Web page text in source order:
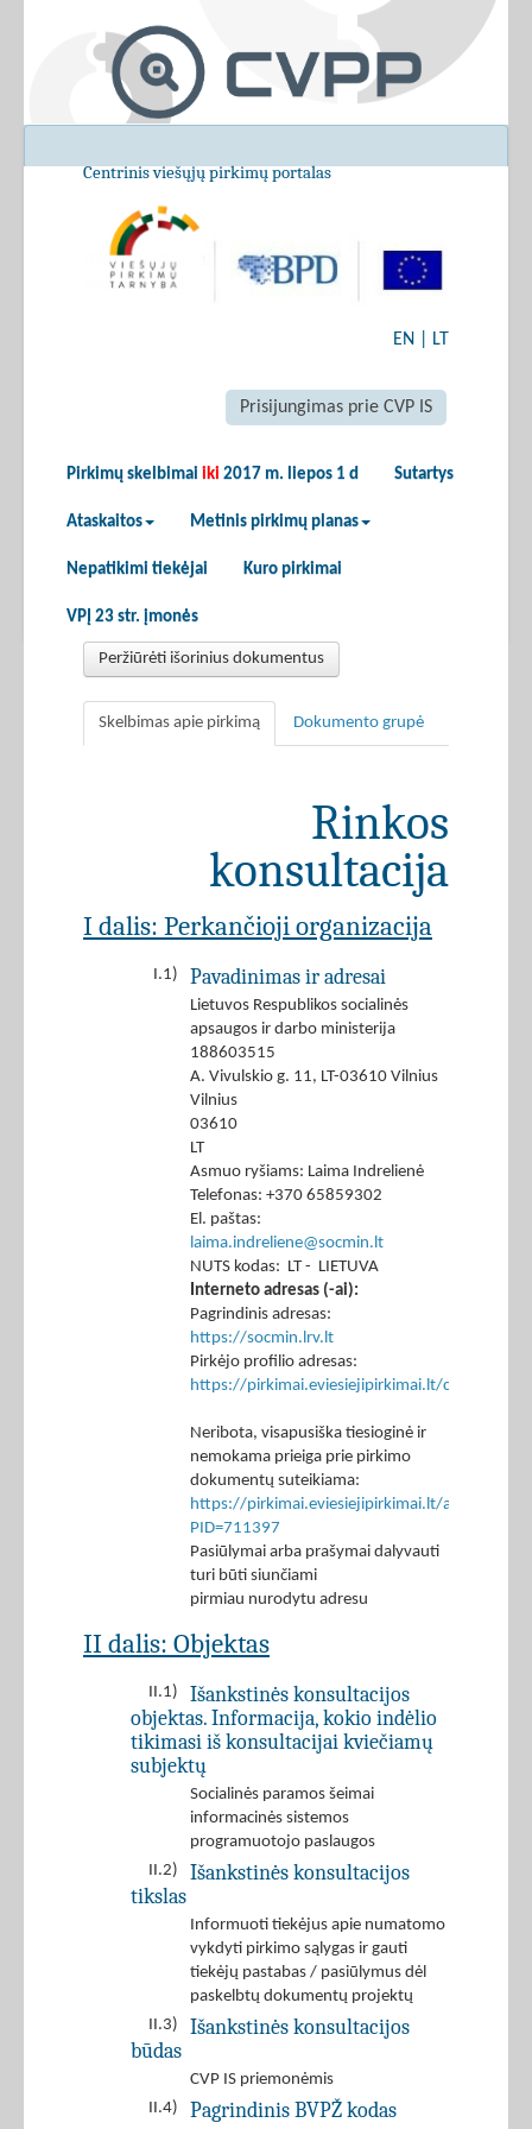
Centrinis viešųjų pirkimų portalas
EN LT
Prisijungimas prie CVP IS
Pirkimų skelbimai iki 2017 m. liepos 1 d Sutartys
Ataskaitos Metinis pirkimų planas
Nepatikimi tiekėjai Kuro pirkimai
VPĮ 23 str. įmonės
Peržiūrėti išorinius dokumentus
Skelbimas apie pirkimą Dokumento grupė
Rinkos
konsultacija
I dalis: Perkančioji organizacija
I.1) Pavadinimas ir adresai
Lietuvos Respublikos socialinės
apsaugos ir darbo ministerija
188603515
A. Vivulskio g. 11, LT-03610 Vilnius
Vilnius
03610
LT
Asmuo ryšiams: Laima Indrelienė
Telefonas: +370 65859302
El. paštas:
laima.indreliene@socmin.lt
NUTS kodas: LT - LIETUVA
Interneto adresas (-ai):
Pagrindinis adresas:
https://socmin.lrv.lt
Pirkėjo profilio adresas:
https://pirkimai.eviesiejipirkimai.lt/ctm/
Neribota, visapusiška tiesioginė ir
nemokama prieiga prie pirkimo
dokumentų suteikiama:
https://pirkimai.eviesiejipirkimai.lt/app/rfq/
PID=711397
Pasiūlymai arba prašymai dalyvauti
turi būti siunčiami
pirmiau nurodytu adresu
II dalis: Objektas
II.1)
Išankstinės konsultacijos
objektas. Informacija, kokio indėlio
tikimasi iš konsultacijai kviečiamų
subjektų
Socialinės paramos šeimai
informacinės sistemos
programuotojo paslaugos
II.2)
Išankstinės konsultacijos
tikslas
Informuoti tiekėjus apie numatomo
vykdyti pirkimo sąlygas ir gauti
tiekėjų pastabas / pasiūlymus dėl
paskelbtų dokumentų projektų
II.3)
Išankstinės konsultacijos
būdas
CVP IS priemonėmis
II.4)
Pagrindinis BVPŽ kodas